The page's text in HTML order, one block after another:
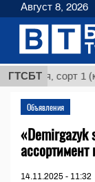
ГТСБТ сорт 1
Объявления
«Demirgazyk
14.11.2025 - 11:32
Август 8, 2026